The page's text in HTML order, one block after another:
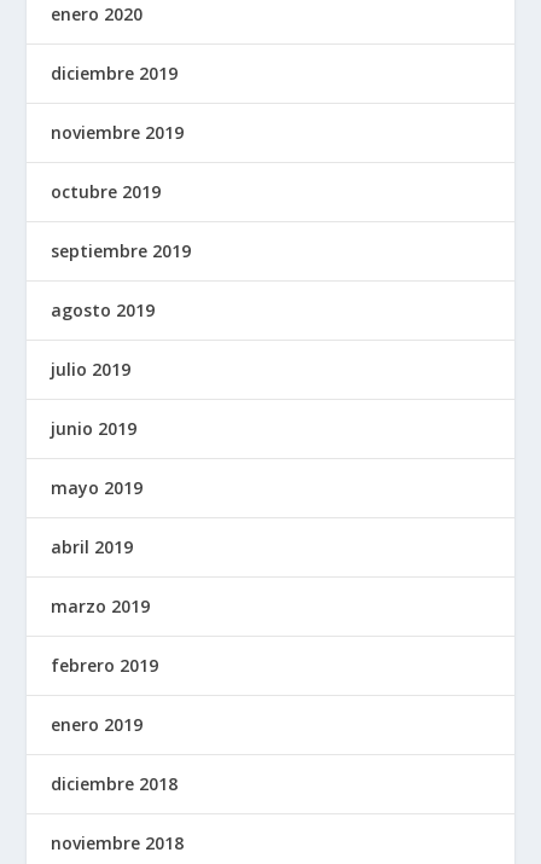
enero 2020
diciembre 2019
noviembre 2019
octubre 2019
septiembre 2019
agosto 2019
julio 2019
junio 2019
mayo 2019
abril 2019
marzo 2019
febrero 2019
enero 2019
diciembre 2018
noviembre 2018